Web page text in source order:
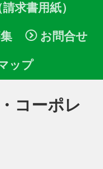
求書用紙）
お問合せ
ップ
コーポレ